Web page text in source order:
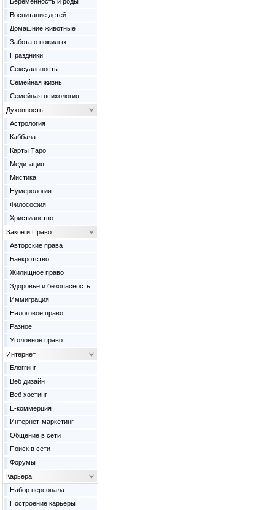
Воспитание детей
Домашние животные
Забота о пожилых
Праздники
Сексуальность
Семейная жизнь
Семейная психология
Духовность
Астрология
Каббала
Карты Таро
Медитация
Мистика
Нумерология
Философия
Христианство
Закон и Право
Авторские права
Банкротство
Жилищное право
Здоровье и безопасность
Иммиграция
Налоговое право
Разное
Уголовное право
Интернет
Блоггинг
Веб дизайн
Веб хостинг
Е-коммерция
Интернет-маркетинг
Общение в сети
Поиск в сети
Форумы
Карьера
Набор персонала
Построение карьеры